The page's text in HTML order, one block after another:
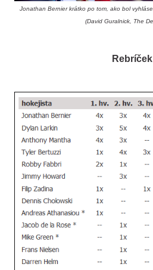
Jonathan Bernier krátko po tom, ako bol
(David Guralnick, The